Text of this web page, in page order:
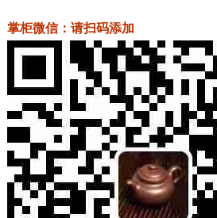
掌柜微信：请扫码添加